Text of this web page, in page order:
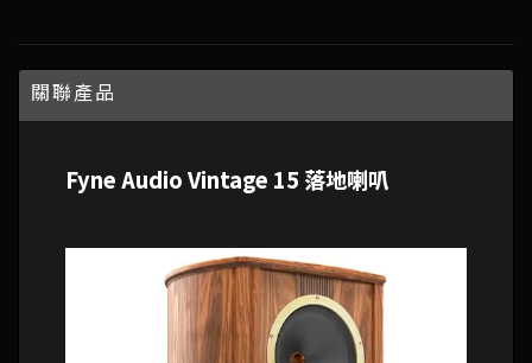
關聯產品
Fyne Audio Vintage 15 落地喇叭